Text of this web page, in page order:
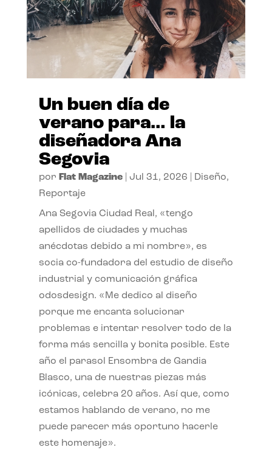
Un buen día de
verano para… la
diseñadora Ana
Segovia
por Flat Magazine| Jul 31, 2026 Diseño,
Reportaje
Ana Segovia Ciudad Real, «tengo
apellidos de ciudades y muchas
anécdotas debido a mi nombre», es
socia co-fundadora del estudio de diseño
industrial y comunicación gráfica
odosdesign. «Me dedico al diseño
porque me encanta solucionar
problemas e intentar resolver todo de la
forma más sencilla y bonita posible. Este
año el parasol Ensombra de Gandia
Blasco, una de nuestras piezas más
icónicas, celebra 20 años. Así que, como
estamos hablando de verano, no me
puede parecer más oportuno hacerle
este homenaje».